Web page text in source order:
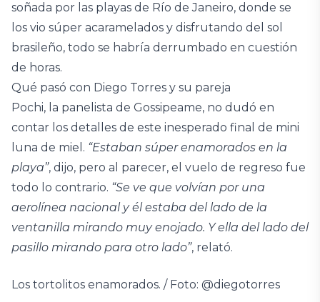
soñada por las playas de Río de Janeiro, donde se
los vio súper acaramelados y disfrutando del sol
brasileño, todo se habría derrumbado en cuestión
de horas.
Qué pasó con Diego Torres y su pareja
Pochi, la panelista de Gossipeame, no dudó en
contar los detalles de este inesperado final de mini
luna de miel. “Estaban súper enamorados en la
playa”, dijo, pero al parecer, el vuelo de regreso fue
todo lo contrario. “Se ve que volvían por una
aerolínea nacional y él estaba del lado de la
ventanilla mirando muy enojado. Y ella del lado del
pasillo mirando para otro lado”, relató.
Los tortolitos enamorados. / Foto: @diegotorres